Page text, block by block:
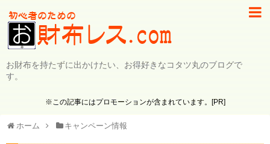
お財布を持たずに出かけたい、お得好きなコタツ丸のブログで
す。
※この記事にはプロモーションが含まれています。[PR]
ホーム キャンペーン情報